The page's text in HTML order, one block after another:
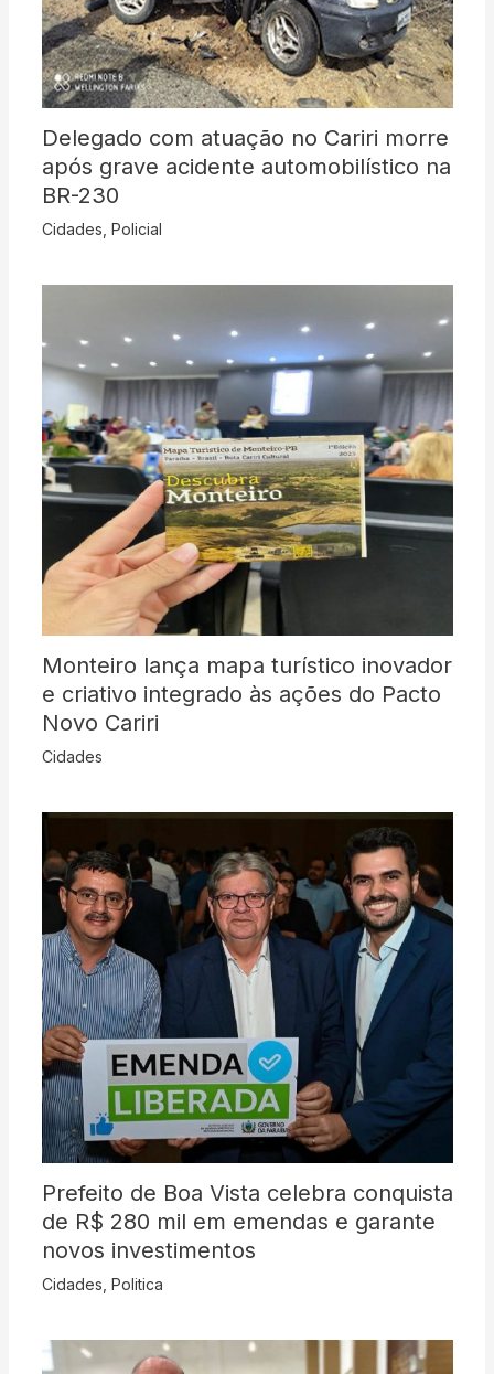
Delegado com atuação no Cariri morre
após grave acidente automobilístico na
BR-230
Cidades Policial
Monteiro lança mapa turístico inovador
e criativo integrado às ações do Pacto
Novo Cariri
Cidades
Prefeito de Boa Vista celebra conquista
de R$ 280 mil em emendas e garante
novos investimentos
Cidades Politica